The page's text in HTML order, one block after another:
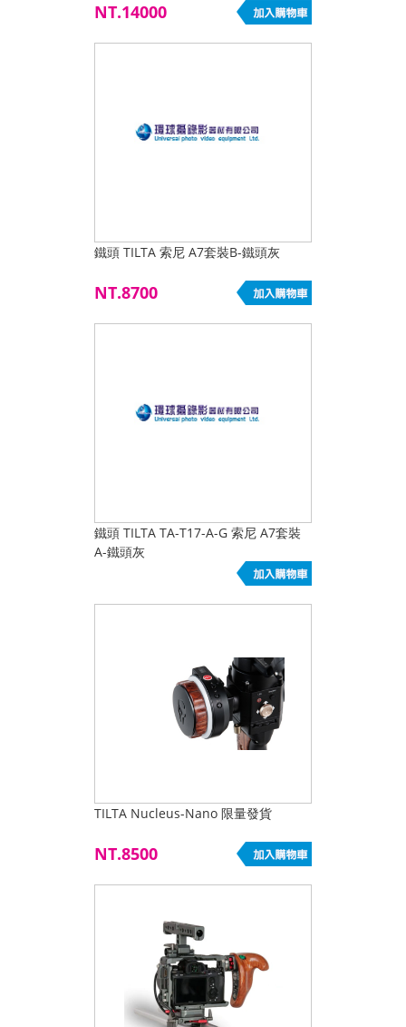
NT.14000
鐵頭 TILTA 索尼 A7套裝B-鐵頭灰
NT.8700
鐵頭 TILTA TA-T17-A-G 索尼 A7套裝
A-鐵頭灰
TILTA Nucleus-Nano 限量發貨
NT.8500